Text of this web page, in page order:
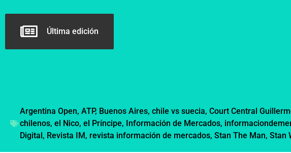
Última edición
Argentina Open, ATP, Buenos Aires, chile vs suecia, Court Central
chilenos, el Nico, el Príncipe, Información de Mercados,
Digital, Revista IM, revista información de mercados, Stan The Man, Stan